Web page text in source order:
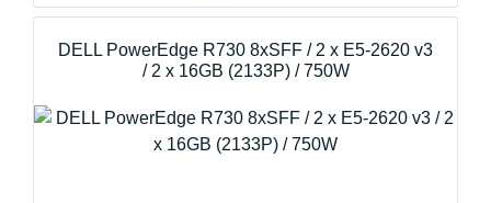
DELL PowerEdge R730 8xSFF / 2 x E5-2620 v3
/ 2 x 16GB (2133P) / 750W